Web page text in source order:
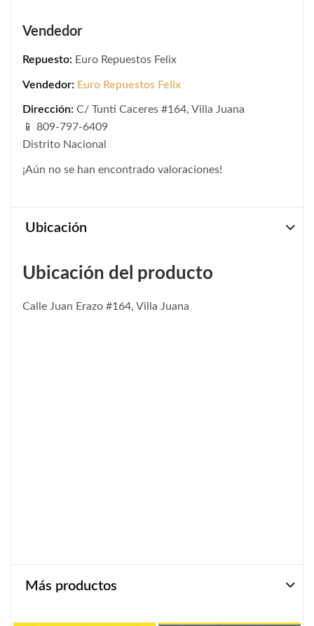
Vendedor
Repuesto: Euro Repuestos Felix
Vendedor: Euro Repuestos Felix
Dirección: C/ Tunti Caceres #164, Villa Juana
📱 809-797-6409
Distrito Nacional
¡Aún no se han encontrado valoraciones!
Ubicación
Ubicación del producto
Calle Juan Erazo #164, Villa Juana
Más productos